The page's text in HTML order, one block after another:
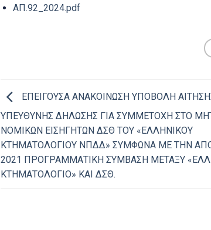
ΑΠ.92_2024.pdf
ΕΠΕΙΓΟΥΣΑ ΑΝΑΚΟΙΝΩΣΗ ΥΠΟΒΟΛΗ
ΥΠΕΥΘΥΝΗΣ ΔΗΛΩΣΗΣ ΓΙΑ ΣΥΜΜΕΤΟΧΗ ΣΤΟ
ΝΟΜΙΚΩΝ ΕΙΣΗΓΗΤΩΝ ΔΣΘ ΤΟΥ «ΕΛΛΗΝΙΚΟΥ
ΚΤΗΜΑΤΟΛΟΓΙΟΥ ΝΠΔΔ» ΣΥΜΦΩΝΑ ΜΕ ΤΗΝ
2021 ΠΡΟΓΡΑΜΜΑΤΙΚΗ ΣΥΜΒΑΣΗ ΜΕΤΑΞΥ
ΚΤΗΜΑΤΟΛΟΓΙΟ» ΚΑΙ ΔΣΘ.